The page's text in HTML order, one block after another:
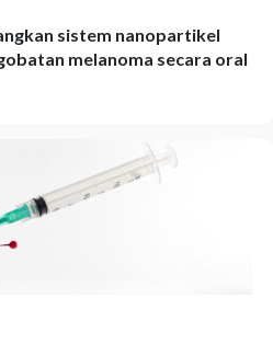
sistem nanopartikel
melanoma secara oral